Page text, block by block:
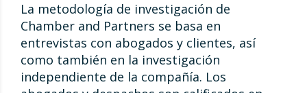
La metodología de investigación de
Chamber and Partners se basa en
entrevistas con abogados y clientes, así
como también en la investigación
independiente de la compañía. Los